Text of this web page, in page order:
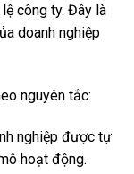
công ty. Đây là
doanh nghiệp
nguyên tắc:
nghiệp được tự
hoạt động.